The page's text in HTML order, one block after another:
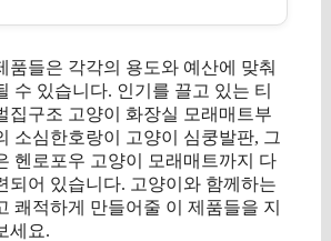
품들은 각각의 용도와 예산에 맞춰
수 있습니다. 인기를 끌고 있는 티
집구조 고양이 화장실 모래매트부
소심한호랑이 고양이 심쿵발판, 그
헨로포우 고양이 모래매트까지 다
되어 있습니다. 고양이와 함께하는
쾌적하게 만들어줄 이 제품들을 지
세요.